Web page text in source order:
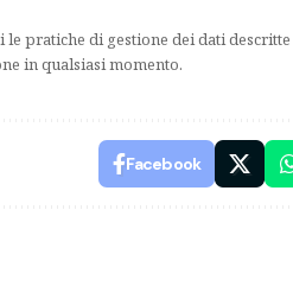
le pratiche di gestione dei dati
in qualsiasi momento.
Facebook